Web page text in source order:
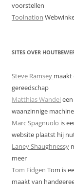
voorstellen
Toolnation
SITES OVER
Steve Ramsey maakt
gereedschap
Matthias Wandel
waanzinnige
Marc Spagnuolo is
website plaatst hij
Laney Shaughnessy
meer
Tom Fidgen Tom is
maakt van